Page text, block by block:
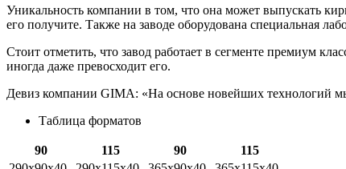
Уникальность компании в том, что она может выпускать
его получите. Также на заводе оборудована специальная
Стоит отметить, что завод работает в сегменте премиум
иногда даже превосходит его.
Девиз компании GIMA: «На основе новейших технологий
Таблица форматов
90 115 90
115